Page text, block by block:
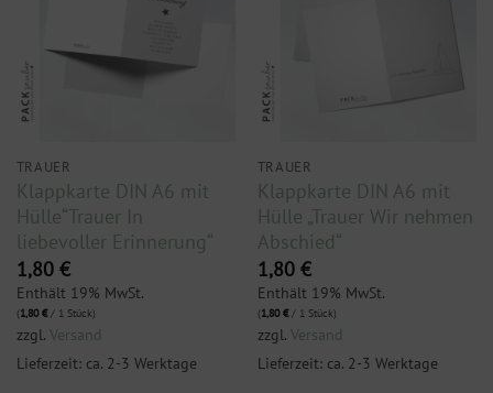
TRAUER
Klappkarte DIN A6 mit
Hülle“Trauer In
liebevoller Erinnerung“
1,80 €
Enthält 19% MwSt.
(1,80€/ 1 Stück)
zzgl. Versand
Lieferzeit: ca. 2-3 Werktage
TRAUER
Klappkarte DIN A6 mit
Hülle „Trauer Wir nehmen
Abschied“
1,80 €
Enthält 19% MwSt.
(1,80€/ 1 Stück)
zzgl. Versand
Lieferzeit: ca. 2-3 Werktage